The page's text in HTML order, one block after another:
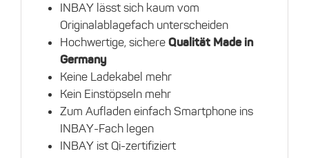
INBAY lässt sich kaum vom
Originalablagefach unterscheiden
Hochwertige, sichere Qualität Made in
Germany
Keine Ladekabel mehr
Kein Einstöpseln mehr
Zum Aufladen einfach Smartphone ins
INBAY-Fach legen
INBAY ist Qi-zertifiziert